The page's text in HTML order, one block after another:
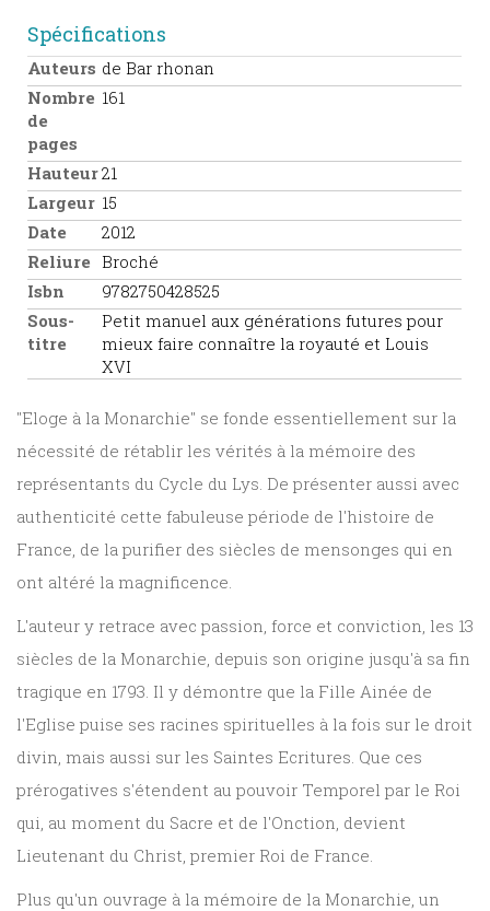
Spécifications
Auteurs de Bar rhonan
Nombre
de
pages
161
Hauteur21
Largeur 15
Date
2012
Reliure Broché
Isbn
9782750428525
Sous-
titre
Petit manuel aux générations futures pour
mieux faire connaître la royauté et Louis
XVI
"Eloge à la Monarchie" se fonde essentiellement sur la
nécessité de rétablir les vérités à la mémoire des
représentants du Cycle du Lys. De présenter aussi avec
authenticité cette fabuleuse période de l'histoire de
France, de la purifier des siècles de mensonges qui en
ont altéré la magnificence.
L'auteur y retrace avec passion, force et conviction, les 13
siècles de la Monarchie, depuis son origine jusqu'à sa fin
tragique en 1793. Il y démontre que la Fille Ainée de
l'Eglise puise ses racines spirituelles à la fois sur le droit
divin, mais aussi sur les Saintes Ecritures. Que ces
prérogatives s'étendent au pouvoir Temporel par le Roi
qui, au moment du Sacre et de l'Onction, devient
Lieutenant du Christ, premier Roi de France.
Plus qu'un ouvrage à la mémoire de la Monarchie, un